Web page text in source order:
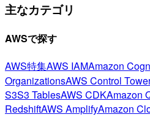
主なカテゴリ
AWSで探す
AWS特集AWS IAMAmazon
OrganizationsAWS Control
S3S3 TablesAWS CDKAmazon
RedshiftAWS AmplifyAmazon